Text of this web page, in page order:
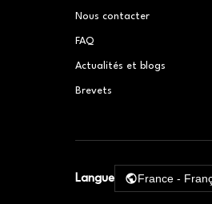
Nous contacter
FAQ
Actualités et blogs
Brevets
Langue France -